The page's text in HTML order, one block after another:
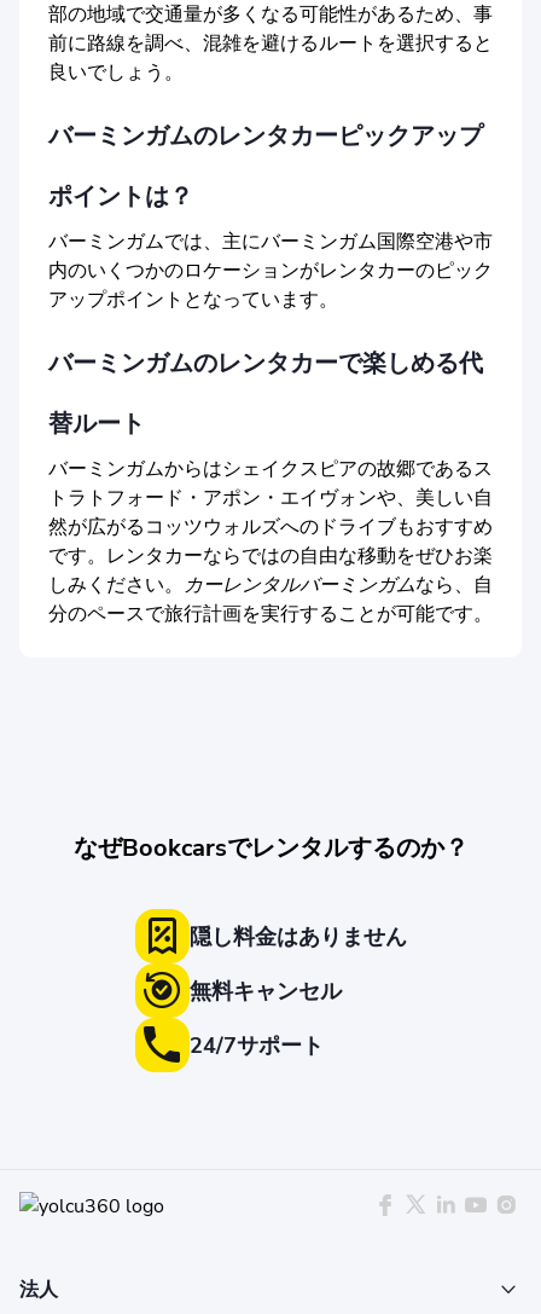
部の地域で交通量が多くなる可能性があるため、事
前に路線を調べ、混雑を避けるルートを選択すると
良いでしょう。
バーミンガムのレンタカーピックアップ
ポイントは？
バーミンガムでは、主にバーミンガム国際空港や市
内のいくつかのロケーションがレンタカーのピック
アップポイントとなっています。
バーミンガムのレンタカーで楽しめる代
替ルート
バーミンガムからはシェイクスピアの故郷であるス
トラトフォード・アポン・エイヴォンや、美しい自
然が広がるコッツウォルズへのドライブもおすすめ
です。レンタカーならではの自由な移動をぜひお楽
しみください。 カーレンタルバーミンガムなら、自
分のペースで旅行計画を実行することが可能です。
なぜBookcarsでレンタルするのか？
隠し料金はありません
無料キャンセル
24/7サポート
法人